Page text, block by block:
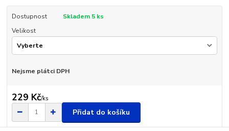
Dostupnost
Skladem 5 ks
Velikost
Nejsme plátci DPH
229 Kč/ks
Přidat do košíku